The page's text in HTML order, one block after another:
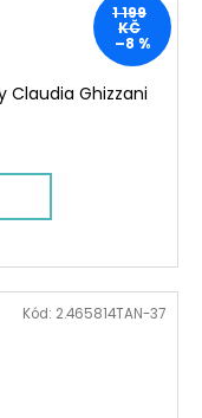
1 199
KČ
–8 %
Claudia Ghizzani
Kód: 2.465814TAN-37